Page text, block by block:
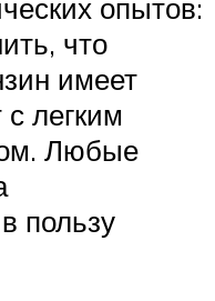
опытов:
что
имеет
легким
Любые
пользу